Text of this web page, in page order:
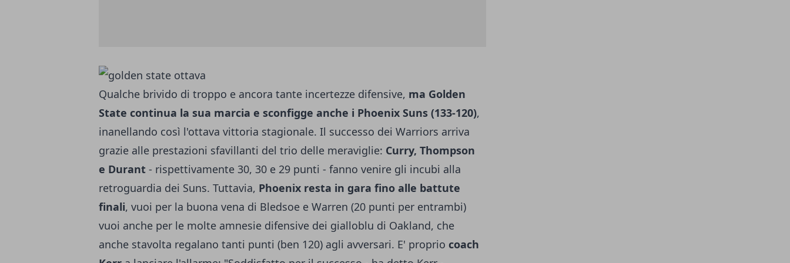
Qualche brivido di troppo e ancora tante incertezze difensive, ma Golden
State continua la sua marcia e sconfigge anche i Phoenix Suns (133-120),
inanellando così l'ottava vittoria stagionale. Il successo dei Warriors arriva
grazie alle prestazioni sfavillanti del trio delle meraviglie: Curry, Thompson
e Durant - rispettivamente 30, 30 e 29 punti - fanno venire gli incubi alla
retroguardia dei Suns. Tuttavia, Phoenix resta in gara fino alle battute
finali, vuoi per la buona vena di Bledsoe e Warren (20 punti per entrambi)
vuoi anche per le molte amnesie difensive dei gialloblu di Oakland, che
anche stavolta regalano tanti punti (ben 120) agli avversari. E' proprio coach